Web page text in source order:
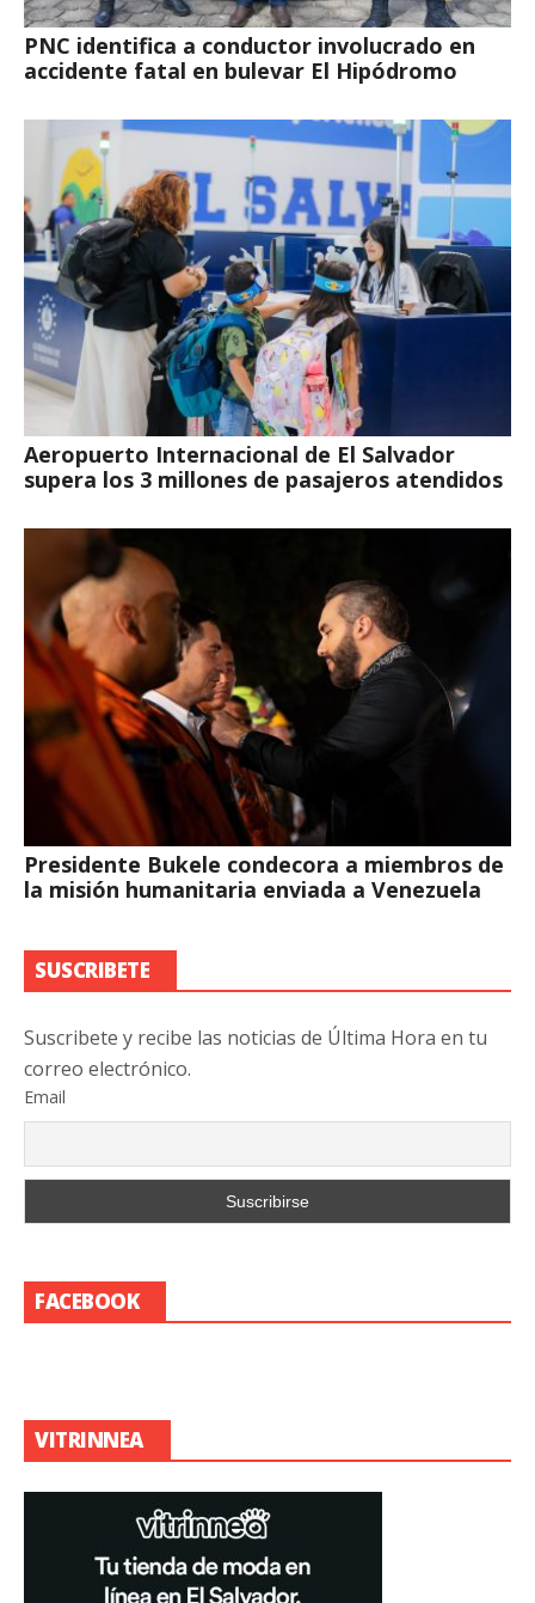
PNC identifica a conductor involucrado en
accidente fatal en bulevar El Hipódromo
Aeropuerto Internacional de El Salvador
supera los 3 millones de pasajeros atendidos
Presidente Bukele condecora a miembros de
la misión humanitaria enviada a Venezuela
SUSCRIBETE
Suscribete y recibe las noticias de Última Hora en tu
correo electrónico.
Email
FACEBOOK
VITRINNEA